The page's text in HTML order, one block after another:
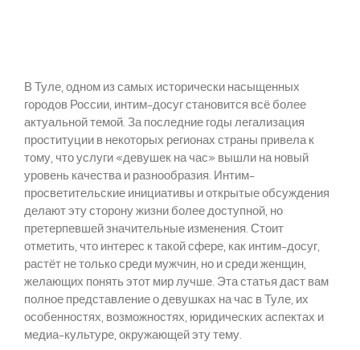
В Туле, одном из самых исторически насыщенных
городов России, интим-досуг становится всё более
актуальной темой. За последние годы легализация
проституции в некоторых регионах страны привела к
тому, что услуги «девушек на час» вышли на новый
уровень качества и разнообразия. Интим-
просветительские инициативы и открытые обсуждения
делают эту сторону жизни более доступной, но
претерпевшей значительные изменения. Стоит
отметить, что интерес к такой сфере, как интим-досуг,
растёт не только среди мужчин, но и среди женщин,
желающих понять этот мир лучше. Эта статья даст вам
полное представление о девушках на час в Туле, их
особенностях, возможностях, юридических аспектах и
медиа-культуре, окружающей эту тему.